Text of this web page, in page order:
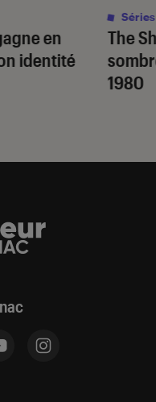
en
identité
The
1980
Séries